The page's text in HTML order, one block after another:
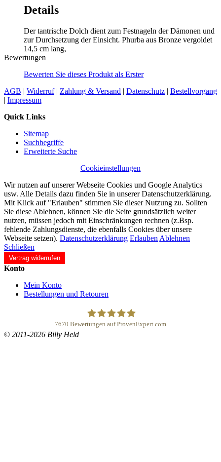
Details
Der tantrische Dolch dient zum Festnageln der Dämonen und
zur Durchsetzung der Einsicht. Phurba aus Bronze vergoldet
14,5 cm lang,
Bewertungen
Bewerten Sie dieses Produkt als Erster
AGB | Widerruf| Zahlung & Versand | Datenschutz | Bestellvorgang
| Impressum
Quick Links
Sitemap
Suchbegriffe
Erweiterte Suche
Cookieinstellungen
Wir nutzen auf unserer Webseite Cookies und Google Analytics
usw. Alle Details dazu finden Sie in unserer Datenschutzerklärung.
Mit Klick auf "Erlauben" stimmen Sie dieser Nutzung zu. Sollten
Sie diese Ablehnen, können Sie die Seite grundsätzlich weiter
nutzen, müssen jedoch mit Einschränkungen rechnen (z.Bsp.
fehlende Zahlungsdienste, die ebenfalls Cookies über unsere
Webseite setzen). Datenschutzerklärung Erlauben Ablehnen
Schließen
Vertrag widerrufen
Konto
Mein Konto
Bestellungen und Retouren
7670 Bewertungen auf ProvenExpert.com
© 2011-2026 Billy Held